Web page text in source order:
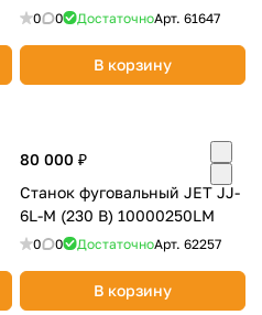
0 0 ДостаточноАрт. 61647
В корзину
80 000 ₽
Станок фуговальный JET JJ-
6L-M (230 В) 10000250LM
0 0 ДостаточноАрт. 62257
В корзину